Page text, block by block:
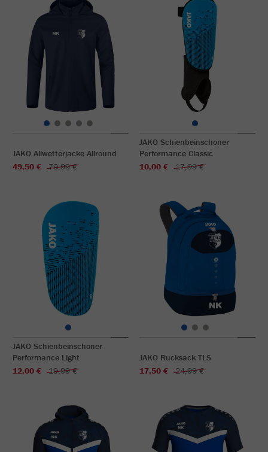
JAKO Allwetterjacke Allround
49,50 €
79,99 €
JAKO Schienbeinschoner
Performance Classic
10,00 €
17,99 €
JAKO Schienbeinschoner
Performance Light
12,00 €
19,99 €
JAKO Rucksack TLS
17,50 €
24,99 €